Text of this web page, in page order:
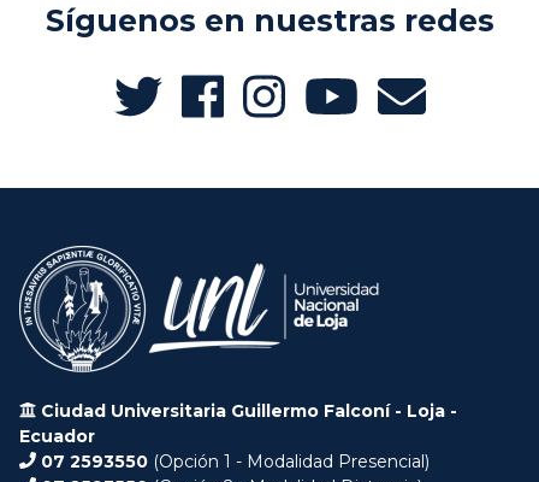
Síguenos en nuestras redes
Ciudad Universitaria Guillermo Falconí - Loja -
Ecuador
07 2593550 (Opción 1 - Modalidad Presencial)